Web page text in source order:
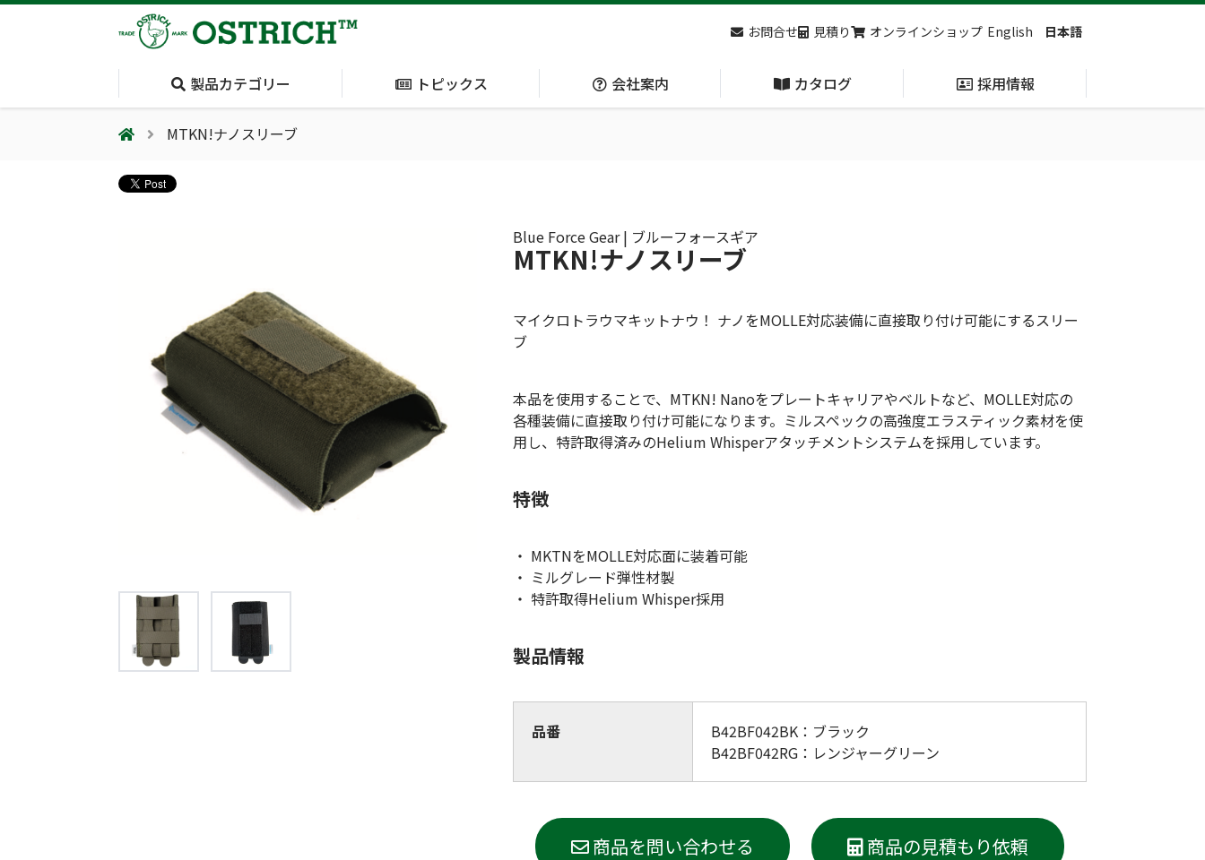
お問合せ 見積り オンラインショップ English 日本語
製品カテゴリー
気道管理
(Airway)
(Respiration)
循環管理
(Circulation)
低体温防止
(Hypothermia)
もっと見る
製品をキーワードで検索
トピックス
オーストリッチ熊対策カタログ オーストリッチ防犯カタログ ダマスカス製品カタログ（日本語版）
会社案内
会社概要
カタログ 採用情報
採用情報（外部サイトに移動します）
MTKN!ナノスリーブ
Blue Force Gear | ブルーフォースギア
MTKN!ナノスリーブ
マイクロトラウマキットナウ！ ナノをMOLLE対応装備に直接取り付け可能にするスリー
ブ
本品を使用することで、MTKN! Nanoをプレートキャリアやベルトなど、MOLLE対応の
各種装備に直接取り付け可能になります。ミルスペックの高強度エラスティック素材を使
用し、特許取得済みのHelium Whisperアタッチメントシステムを採用しています。
特徴
・ MKTNをMOLLE対応面に装着可能
・ ミルグレード弾性材製
・ 特許取得Helium Whisper採用
製品情報
品番
B42BF042BK：ブラック
B42BF042RG：レンジャーグリーン
商品を問い合わせる 商品の見積もり依頼